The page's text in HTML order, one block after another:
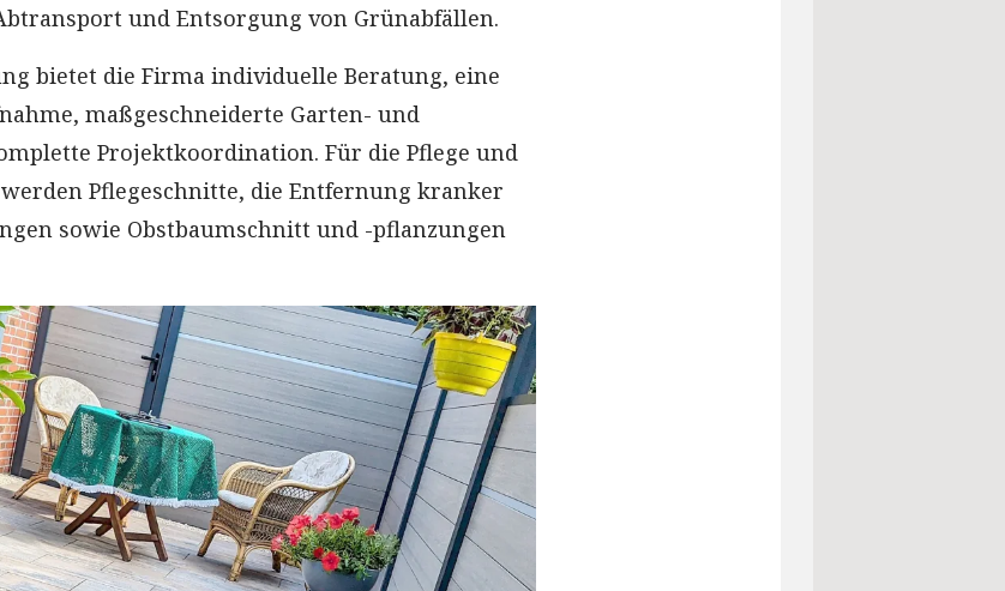
und Entsorgung von Grünabfällen.
bietet die Firma individuelle Beratung, eine
maßgeschneiderte Garten- und
Projektkoordination. Für die Pflege und
Pflegeschnitte, die Entfernung kranker
sowie Obstbaumschnitt und -pflanzungen